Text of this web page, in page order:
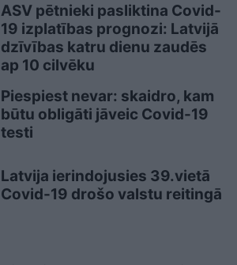
ASV pētnieki pasliktina Covid-
19 izplatības prognozi: Latvijā
dzīvības katru dienu zaudēs
ap 10 cilvēku
Piespiest nevar: skaidro, kam
būtu obligāti jāveic Covid-19
testi
Latvija ierindojusies 39.vietā
Covid-19 drošo valstu reitingā